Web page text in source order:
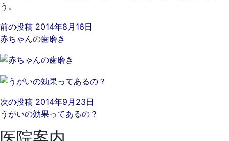
う。
前の投稿 2014年8月16日
赤ちゃんの歯磨き
次の投稿 2014年9月23日
うがいの効果ってあるの？